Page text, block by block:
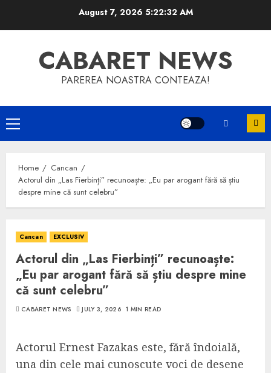
August 7, 2026 5:22:32 AM
CABARET NEWS
PAREREA NOASTRA CONTEAZA!
Primary
Menu
Home
Cancan
Actorul din „Las Fierbinți” recunoaște: „Eu par arogant fără să știu
despre mine că sunt celebru”
Cancan EXCLUSIV
Actorul din „Las Fierbinți” recunoaște:
„Eu par arogant fără să știu despre mine
că sunt celebru”
CABARET NEWS JULY 3, 2026 1 MIN READ
Actorul Ernest Fazakas este, fără îndoială,
una din cele mai cunoscute voci de desene